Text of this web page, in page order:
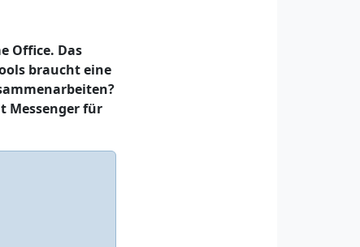
Office. Das
braucht eine
Messenger für